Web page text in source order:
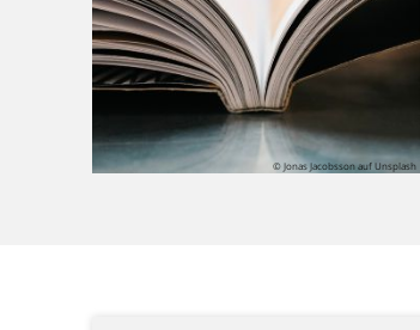
© Jonas Jacobsson auf Unsplash